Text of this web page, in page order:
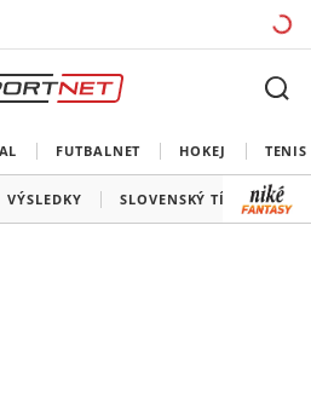
FUTBALNET HOKEJ TENIS
VÝSLEDKY SLOVENSKÝ TÍM